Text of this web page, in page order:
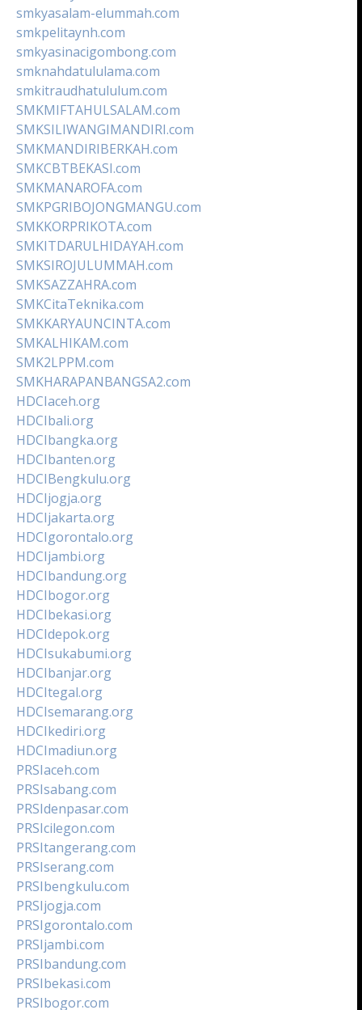
smkyasalam-elummah.com
smkpelitaynh.com
smkyasinacigombong.com
smknahdatululama.com
smkitraudhatululum.com
SMKMIFTAHULSALAM.com
SMKSILIWANGIMANDIRI.com
SMKMANDIRIBERKAH.com
SMKCBTBEKASI.com
SMKMANAROFA.com
SMKPGRIBOJONGMANGU.com
SMKKORPRIKOTA.com
SMKITDARULHIDAYAH.com
SMKSIROJULUMMAH.com
SMKSAZZAHRA.com
SMKCitaTeknika.com
SMKKARYAUNCINTA.com
SMKALHIKAM.com
SMK2LPPM.com
SMKHARAPANBANGSA2.com
HDCIaceh.org
HDCIbali.org
HDCIbangka.org
HDCIbanten.org
HDCIBengkulu.org
HDCIjogja.org
HDCIjakarta.org
HDCIgorontalo.org
HDCIjambi.org
HDCIbandung.org
HDCIbogor.org
HDCIbekasi.org
HDCIdepok.org
HDCIsukabumi.org
HDCIbanjar.org
HDCItegal.org
HDCIsemarang.org
HDCIkediri.org
HDCImadiun.org
PRSIaceh.com
PRSIsabang.com
PRSIdenpasar.com
PRSIcilegon.com
PRSItangerang.com
PRSIserang.com
PRSIbengkulu.com
PRSIjogja.com
PRSIgorontalo.com
PRSIjambi.com
PRSIbandung.com
PRSIbekasi.com
PRSIbogor.com